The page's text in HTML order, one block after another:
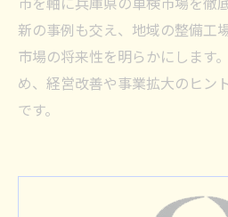
新の事例も交え、地域の整備工
市場の将来性を明らかにします
め、経営改善や事業拡大のヒン
です。